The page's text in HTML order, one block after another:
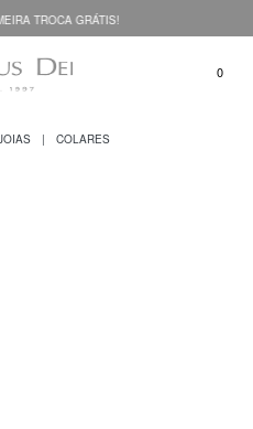
TROCA GRÁTIS!
COLARES